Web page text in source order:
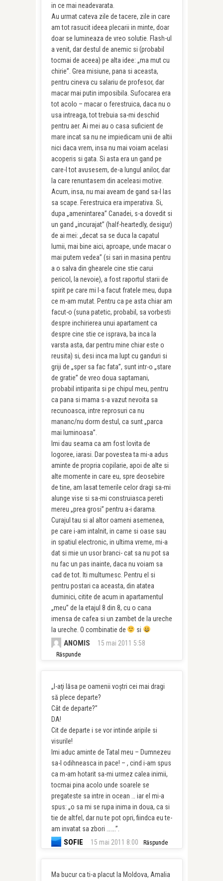
in ce mai neadevarata.
Au urmat cateva zile de tacere, zile in care
am tot rasucit ideea plecarii in minte, doar
doar se lumineaza de vreo solutie. Flash-ul
a venit, dar destul de anemic si (probabil
tocmai de aceea) pe alta idee: „ma mut cu
chirie”. Grea misiune, pana si aceasta,
pentru cineva cu salariu de profesor, dar
macar mai putin imposibila. Sufocarea era
tot acolo – macar o ferestruica, daca nu o
usa intreaga, tot trebuia sa-mi deschid
pentru aer. Ai mei au o casa suficient de
mare incat sa nu ne impiedicam unii de altii
nici daca vrem, insa nu mai voiam acelasi
acoperis si gata. Si asta era un gand pe
care-l tot avusesem, de-a lungul anilor, dar
la care renuntasem din aceleasi motive.
Acum, insa, nu mai aveam de gand sa-l las
sa scape. Ferestruica era imperativa. Si,
dupa „amenintarea” Canadei, s-a dovedit si
un gand „incurajat” (half-heartedly, desigur)
de ai mei: „decat sa se duca la capatul
lumii, mai bine aici, aproape, unde macar o
mai putem vedea” (si sari in masina pentru
a o salva din ghearele cine stie carui
pericol, la nevoie), a fost raportul starii de
spirit pe care mi l-a facut fratele meu, dupa
ce m-am mutat. Pentru ca pe asta chiar am
facut-o (suna patetic, probabil, sa vorbesti
despre inchirierea unui apartament ca
despre cine stie ce isprava, ba inca la
varsta asta, dar pentru mine chiar este o
reusita) si, desi inca ma lupt cu ganduri si
griji de „sper sa fac fata”, sunt intr-o „stare
de gratie” de vreo doua saptamani,
probabil intiparita si pe chipul meu, pentru
ca pana si mama s-a vazut nevoita sa
recunoasca, intre reprosuri ca nu
mananc/nu dorm destul, ca sunt „parca
mai luminoasa”.
Imi dau seama ca am fost lovita de
logoree, iarasi. Dar povestea ta mi-a adus
aminte de propria copilarie, apoi de alte si
alte momente in care eu, spre deosebire
de tine, am lasat temerile celor dragi sa-mi
alunge vise si sa-mi construiasca pereti
mereu „prea grosi” pentru a-i darama.
Curajul tau si al altor oameni asemenea,
pe care i-am intalnit, in carne si oase sau
in spatiul electronic, in ultima vreme, mi-a
dat si mie un usor branci- cat sa nu pot sa
nu fac un pas inainte, daca nu voiam sa
cad de tot. Iti multumesc. Pentru el si
pentru postari ca aceasta, din atatea
duminici, citite de acum in apartamentul
„meu” de la etajul 8 din 8, cu o cana
imensa de cafea si un zambet de la ureche
la ureche. O combinatie de
si
ANOMIS 15 mai 2011 5:58
Răspunde
„I-aţi lăsa pe oamenii voştri cei mai dragi
să plece departe?
Cât de departe?”
DA!
Cit de departe i se vor intinde aripile si
visurile!
Imi aduc aminte de Tatal meu – Dumnezeu
sa-l odihneasca in pace! – , cind i-am spus
ca m-am hotarit sa-mi urmez calea inimii,
tocmai pina acolo unde soarele se
pregateste sa intre in ocean … iar el mi-a
spus: „o sa mi se rupa inima in doua, ca si
tie de altfel, dar nu te pot opri, fiindca eu te-
am invatat sa zbori …….”.
SOFIE 15 mai 2011 8:00 Răspunde
Ma bucur ca ti-a placut la Moldova, Amalia